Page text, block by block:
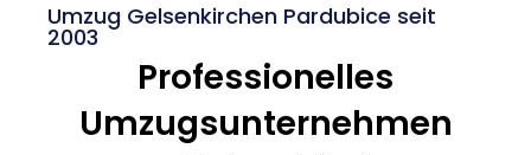
Umzug Gelsenkirchen Pardubice seit
2003
Professionelles
Umzugsunternehmen